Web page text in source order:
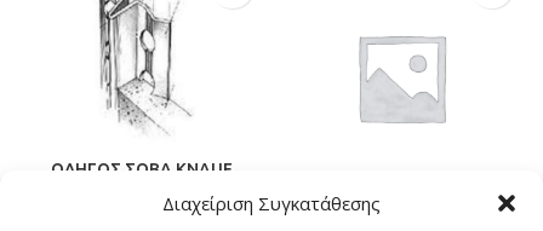
Διαχείριση Συγκατάθεσης
ΟΔΗΓΟΣ ΣΟΒΑ KNAUF